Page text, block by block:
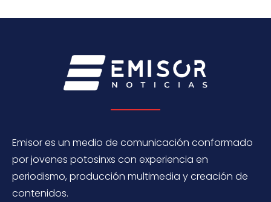
Emisor es un medio de comunicación conformado
por jovenes potosinxs con experiencia en
periodismo, producción multimedia y creación de
contenidos.